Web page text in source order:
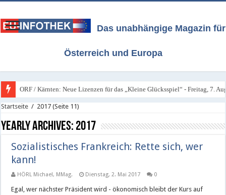
Das unabhängige Magazin für
Österreich und Europa
ORF / Kärnten: Neue Lizenzen für das „Kleine Glücksspiel“ - Freitag, 7.
Startseite / 2017 (Seite 11)
Yearly Archives: 2017
Sozialistisches Frankreich: Rette sich, wer
kann!
HÖRL Michael, MMag. Dienstag, 2. Mai 2017 0
Egal, wer nächster Präsident wird - ökonomisch bleibt der Kurs auf